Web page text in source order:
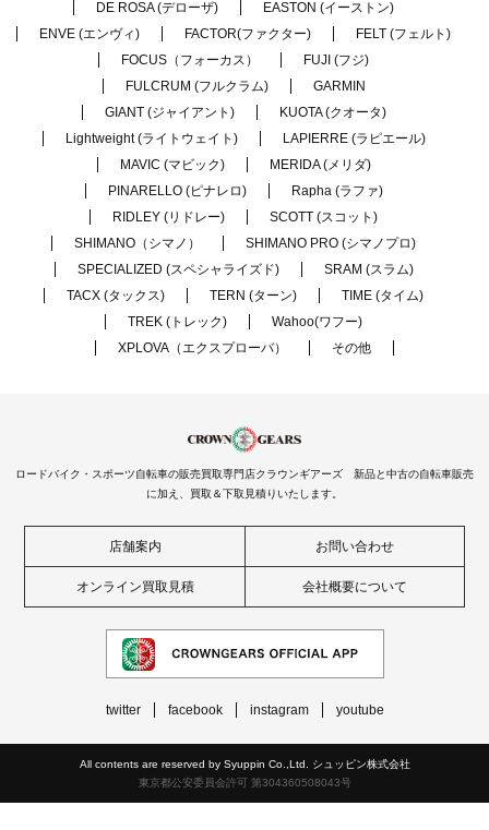
DE ROSA (デローザ)
EASTON (イーストン)
ENVE (エンヴィ)
FACTOR(ファクター)
FELT (フェルト)
FOCUS（フォーカス）
FUJI (フジ)
FULCRUM (フルクラム)
GARMIN
GIANT (ジャイアント)
KUOTA (クオータ)
Lightweight (ライトウェイト)
LAPIERRE (ラピエール)
MAVIC (マビック)
MERIDA (メリダ)
PINARELLO (ピナレロ)
Rapha (ラファ)
RIDLEY (リドレー)
SCOTT (スコット)
SHIMANO（シマノ）
SHIMANO PRO (シマノプロ)
SPECIALIZED (スペシャライズド)
SRAM (スラム)
TACX (タックス)
TERN (ターン)
TIME (タイム)
TREK (トレック)
Wahoo(ワフー)
XPLOVA（エクスプローバ）
その他
ロードバイク・スポーツ自転車の販売買取専門店クラウンギアーズ 新品と中古の自転車販売
に加え、買取＆下取見積りいたします。
店舗案内 お問い合わせ
オンライン買取見積 会社概要について
twitter facebook instagram youtube
All contents are reserved by Syuppin Co.,Ltd. シュッピン株式会社
東京都公安委員会許可 第304360508043号